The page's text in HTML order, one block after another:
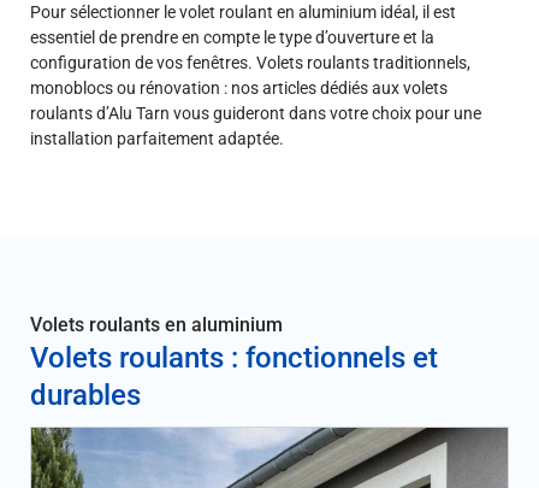
Pour sélectionner le volet roulant en aluminium idéal, il est
essentiel de prendre en compte le type d’ouverture et la
configuration de vos fenêtres. Volets roulants traditionnels,
monoblocs ou rénovation : nos articles dédiés aux volets
roulants d’Alu Tarn vous guideront dans votre choix pour une
installation parfaitement adaptée.
Volets roulants en aluminium
Volets roulants : fonctionnels et
durables